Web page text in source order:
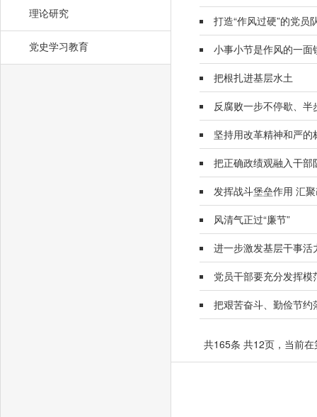
理论研究
党史学习教育
打造“作风过硬”的党员
小事小节是作风的一面
把根扎进基层水土
反腐败一步不停歇、半
坚持用改革精神和严
把正确政绩观融入干部
发挥战斗堡垒作用 汇
风清气正过“廉节”
进一步激发基层干事活
党员干部要充分发挥模
把艰苦奋斗、勤俭节约
共165条 共12页，当前在